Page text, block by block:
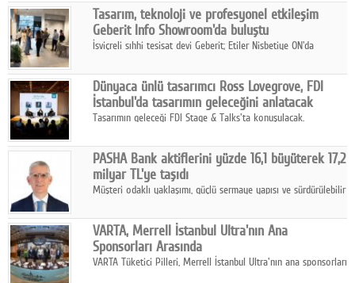
Facebook
Twitter
Google Plus
© 2026 TÜM HAKLARI SAKLIDIR
Tasarım, teknoloji ve profesyonel etkileşim
Geberit Info Showroom'da buluştu
İsviçreli sıhhi tesisat devi Geberit; Etiler Nisbetiye ON'da
ortaklığıyla özel bir davete ev sahipliği yaptı.
Dünyaca ünlü tasarımcı Ross Lovegrove, FDI
İstanbul'da tasarımın geleceğini anlatacak
Tasarımın geleceği FDI Stage & Talks'ta konuşulacak.
PASHA Bank aktiflerini yüzde 16,1 büyüterek 17,2
milyar TL'ye taşıdı
Müşteri odaklı yaklaşımı, güçlü sermaye yapısı ve sürdürülebilir
yılının ilk yarısında güçlü finansal performansını korudu.
VARTA, Merrell İstanbul Ultra'nın Ana
Sponsorları Arasında
VARTA Tüketici Pilleri, Merrell İstanbul Ultra'nın ana sponsorları